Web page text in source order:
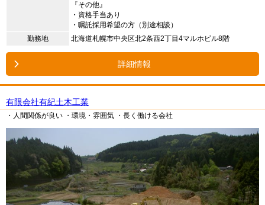
『その他』
・資格手当あり
・嘱託採用希望の方（別途相談）
勤務地
北海道札幌市中央区北2条西2丁目4マルホビル8階
詳細情報
有限会社有紀土木工業
・人間関係が良い ・環境・雰囲気 ・長く働ける会社